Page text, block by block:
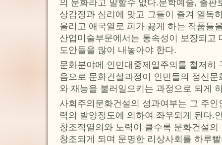
의 문화라고 말할수 없다.문학예술, 출판
상감정과 심리에 맞고 그들이 즐겨 열독
울리고 애국열로 피가 끓게 하는 작품들
산업미술부문에서는 통속성이 보장되고
도안들을 많이 내놓아야 한다.
문화분야에 인민대중제일주의를 철저히
음으로 문화건설과정이 인민들의 정신
와 재능을 불러일으키는 과정으로 되게
사회주의문화건설의 성과여부는 그 주
력의 발양정도에 의하여 좌우되게 된다.
창조적열의와 노력이 클수록 문화건설
창조되게 되며 문명한 리상사회를 하루